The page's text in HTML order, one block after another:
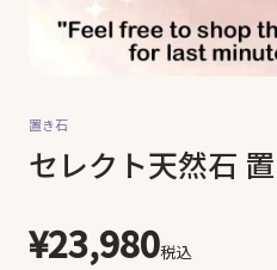
置き石
セレクト天然石
¥23,980税込